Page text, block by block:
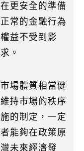
更安全的準備
常的金融行為
益不受到影
。
場體質相當健
持市場的秩序
的制定，一定
能夠在政策原
未來經濟發